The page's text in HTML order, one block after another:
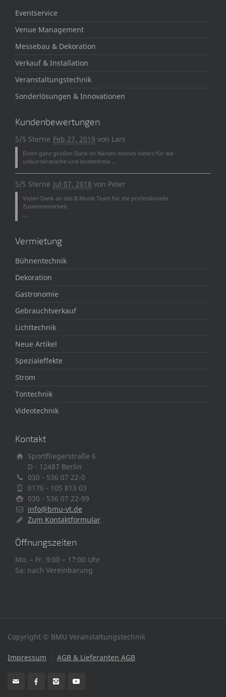
Eventservice
Venue Management
Messebau & Dekoration
Verkauf & Installation
Veranstaltungstechnik
Sonderlösungen & Innovationen
Kundenbewertungen
5/5 Sterne Feb 27, 2019 von Lars
Einen ganz großen Dank im Namen meines Vaters für die
unbürokratische und kostenfreie ...
5/5 Sterne Jul 07, 2018 von Peter
Vielen Dank an das B Musik Team für die professionelle
Zusammenarbeit.
...
Vermietung
Bühnentechnik
Dekoration
Gastronomie
Gebrauchtverkauf
Lichttechnik
Neue Artikel
Spezialeffekte
Strom
Tontechnik
Videotechnik
Kontakt
Sportfliegerstraße 6
D - 12487 Berlin
030 - 536 07 22-0
0176 - 105 813 03
030 - 536 07 22-99
info@bmu-vt.de
Zum Kontaktformular
Öffnungszeiten
Mo. – Fr. 9:00 – 17:00 Uhr
Sa: nach Vereinbarung
Copyright © BMU Veranstaltungstechnik
Impressum AGB & Lieferanten AGB